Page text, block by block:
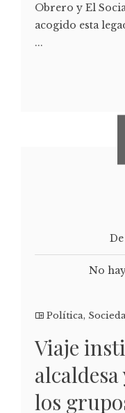
Obrero y El
acogido esta
...
No
Política,
Viaje
los